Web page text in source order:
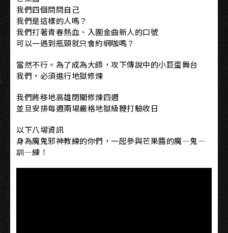
我們四個問問自己
我們是這樣的人嗎？
我們打著青春熱血、入圍金曲新人的口號
可以一遇到瓶頸就只會約網咖嗎？
當然不行。為了成為大師，攻下傳說中的小巨蛋舞台
我們，必須進行地獄修煉
我們將移地高雄閉關修煉四週
並旦安排每週兩場嚴格地獄級鞭打驗收日
以下八場資訊
身為魔鬼邪神教練的你們，一起參與芒果醬的魔—鬼—
訓—練！